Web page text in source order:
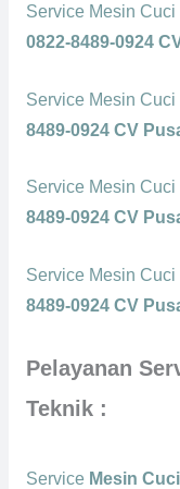
Service Mesin Cuci
0822-8489-0924
Service Mesin Cuci
8489-0924 CV
Service Mesin Cuci
8489-0924 CV
Service Mesin Cuci
8489-0924 CV
Pelayanan
Teknik :
Service Mesin Cuci